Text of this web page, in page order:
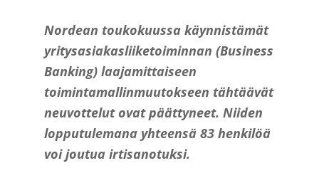
Nordean toukokuussa käynnistämät
yritysasiakasliiketoiminnan (Business
Banking) laajamittaiseen
toimintamallinmuutokseen tähtäävät
neuvottelut ovat päättyneet. Niiden
lopputulemana yhteensä 83 henkilöä
voi joutua irtisanotuksi.